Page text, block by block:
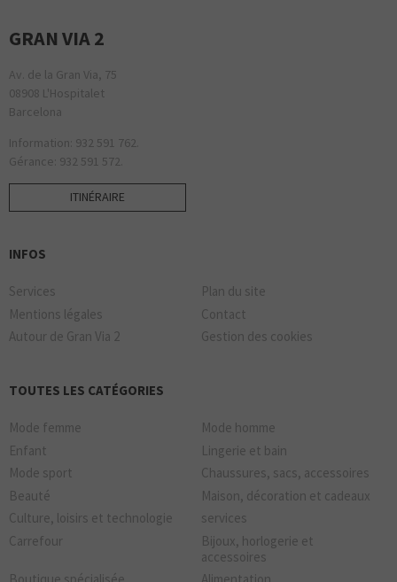
GRAN VIA 2
Av. de la Gran Via, 75
08908 L'Hospitalet
Barcelona
Information: 932 591 762.
Gérance: 932 591 572.
ITINÉRAIRE
INFOS
Services
Plan du site
Mentions légales
Contact
Autour de Gran Via 2
Gestion des cookies
TOUTES LES CATÉGORIES
Mode femme
Mode homme
Enfant
Lingerie et bain
Mode sport
Chaussures, sacs, accessoires
Beauté
Maison, décoration et cadeaux
Culture, loisirs et technologie
services
Carrefour
Bijoux, horlogerie et
accessoires